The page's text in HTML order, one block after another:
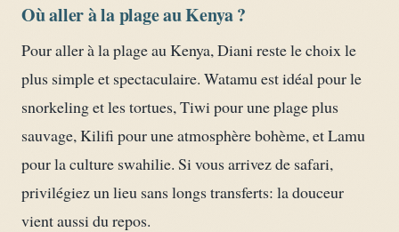
Où aller à la plage au Kenya ?
Pour aller à la plage au Kenya, Diani reste le choix le
plus simple et spectaculaire. Watamu est idéal pour le
snorkeling et les tortues, Tiwi pour une plage plus
sauvage, Kilifi pour une atmosphère bohème, et Lamu
pour la culture swahilie. Si vous arrivez de safari,
privilégiez un lieu sans longs transferts: la douceur
vient aussi du repos.